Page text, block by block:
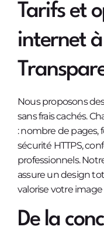
Tarifs et
internet
Nous proposons
sans frais cachés.
: nombre de
sécurité HTTPS,
professionnels.
assure un design
valorise votre
De la